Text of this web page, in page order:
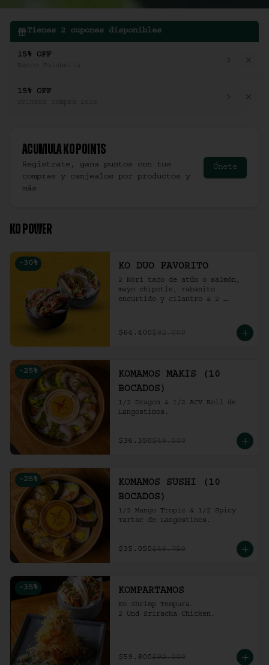
Tienes 2 cupones disponibles
15% OFF
15% OFF
Primera compra 2026
Acumula Ko Points
Regístrate, gana puntos con tus
compras y canjealos por productos y
más
Únete
KO POWER
-30 % KO DUO FAVORITO
2 Nori taco de atún o salmón,
mayo chipotle, rabanito
encurtido y cilantro & 2
picante en bao buns.
$64.400$92.000
-25 %
KOMAMOS MAKIS (10
BOCADOS)
1/2 Dragon & 1/2 ACV Roll de
Langostinos.
$36.350$48.500
-25 %
KOMAMOS SUSHI (10
BOCADOS)
1/2 Mango Tropic & 1/2 Spicy
Tartar de Langostinos.
$35.050$46.750
-35 % KOMPARTAMOS
Ko Shrimp Tempura.
2 Und Sriracha Chicken.
$59.800$92.000